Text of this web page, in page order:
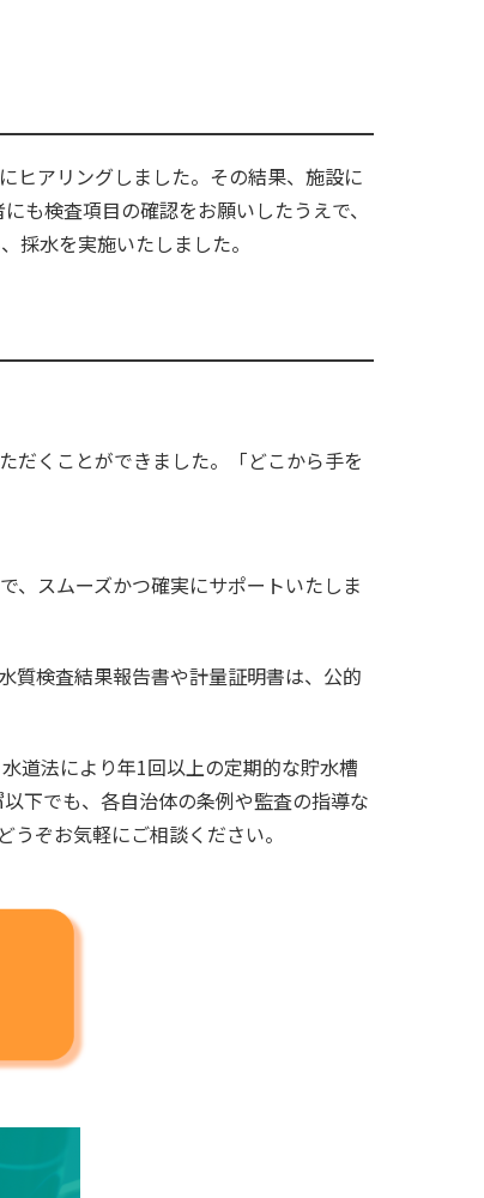
ヒアリングしました。その結果、施設に
も検査項目の確認をお願いしたうえで、
採水を実施いたしました。
だくことができました。「どこから手を
、スムーズかつ確実にサポートいたしま
質検査結果報告書や計量証明書は、公的
道法により年1回以上の定期的な貯水槽
下でも、各自治体の条例や監査の指導な
ぞお気軽にご相談ください。